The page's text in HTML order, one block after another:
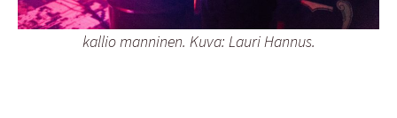
kallio manninen. Kuva: Lauri Hannus.